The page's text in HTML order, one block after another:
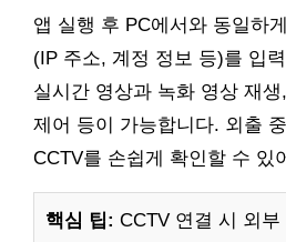
앱 실행 후 PC에서와 동일하
(IP 주소, 계정 정보 등)를 입
실시간 영상과 녹화 영상 재
제어 등이 가능합니다. 외출
CCTV를 손쉽게 확인할 수 있
핵심 팁: CCTV 연결 시 외